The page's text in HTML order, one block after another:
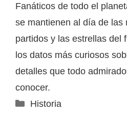
Fanáticos de todo el
se mantienen al día de las
partidos y las estrellas del
los datos más curiosos
detalles que todo
conocer.
Categorías
Historia